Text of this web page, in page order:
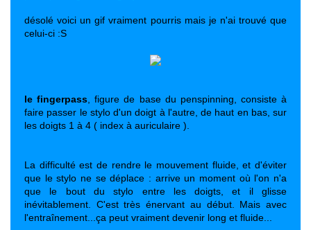
désolé voici un gif vraiment pourris mais je n'ai trouvé que
celui-ci :S
le fingerpass , figure de base du penspinning, consiste à
faire passer le stylo d'un doigt à l'autre, de haut en bas, sur
les doigts 1 à 4 ( index à auriculaire ).
La difficulté est de rendre le mouvement fluide, et d'éviter
que le stylo ne se déplace : arrive un moment où l'on n'a
que le bout du stylo entre les doigts, et il glisse
inévitablement. C'est très énervant au début. Mais avec
l'entraînement...ça peut vraiment devenir long et fluide...